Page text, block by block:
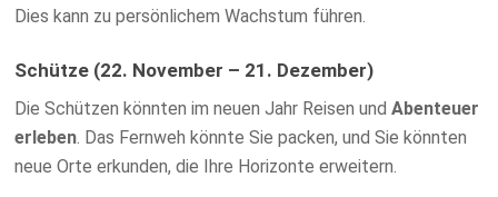
Dies kann zu persönlichem Wachstum führen.
Schütze (22. November – 21. Dezember)
Die Schützen könnten im neuen Jahr Reisen undAbenteuer
erleben. Das Fernweh könnte Sie packen, und Sie könnten
neue Orte erkunden, die Ihre Horizonte erweitern.